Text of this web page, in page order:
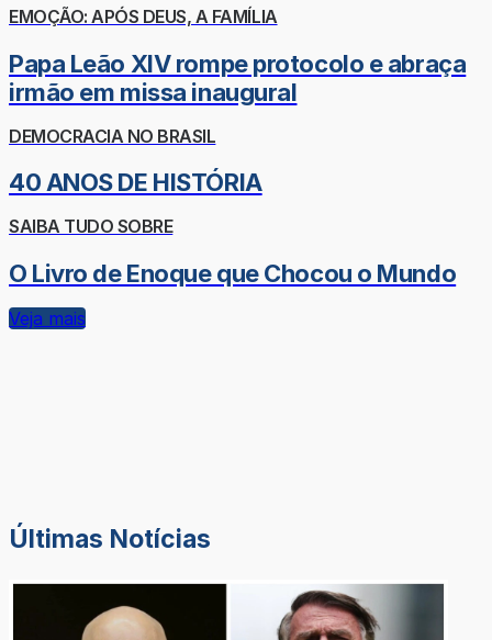
EMOÇÃO: APÓS DEUS, A FAMÍLIA
Papa Leão XIV rompe protocolo e abraça
irmão em missa inaugural
DEMOCRACIA NO BRASIL
40 ANOS DE HISTÓRIA
SAIBA TUDO SOBRE
O Livro de Enoque que Chocou o Mundo
Veja mais
Últimas Notícias